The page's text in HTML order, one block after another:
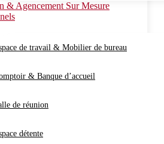
& Agencement Sur Mesure
de travail & Mobilier de bureau
& Banque d’accueil
de réunion
détente